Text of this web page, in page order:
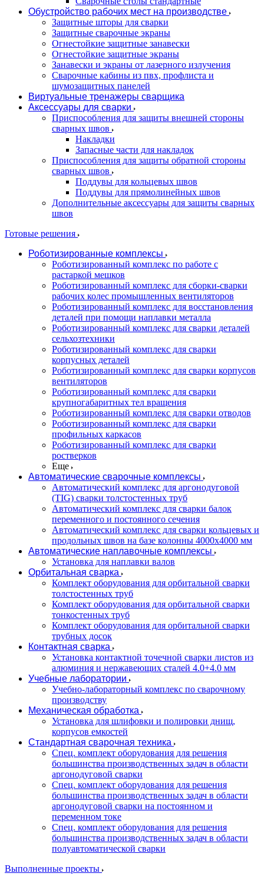
Обустройство рабочих мест на производстве
Защитные шторы для сварки
Защитные сварочные экраны
Огнестойкие защитные занавески
Огнестойкие защитные экраны
Занавески и экраны от лазерного излучения
Сварочные кабины из пвх, профлиста и
шумозащитных панелей
Виртуальные тренажеры сварщика
Аксессуары для сварки
Приспособления для защиты внешней стороны
сварных швов
Накладки
Запасные части для накладок
Приспособления для защиты обратной стороны
сварных швов
Поддувы для кольцевых швов
Поддувы для прямолинейных швов
Дополнительные аксессуары для защиты сварных
швов
Готовые решения
Роботизированные комплексы
Роботизированный комплекс по работе с
растаркой мешков
Роботизированный комплекс для сборки-сварки
рабочих колес промышленных вентиляторов
Роботизированный комплекс для восстановления
деталей при помощи наплавки металла
Роботизированный комплекс для сварки деталей
сельхозтехники
Роботизированный комплекс для сварки
корпусных деталей
Роботизированный комплекс для сварки корпусов
вентиляторов
Роботизированный комплекс для сварки
крупногабаритных тел вращения
Роботизированный комплекс для сварки отводов
Роботизированный комплекс для сварки
профильных каркасов
Роботизированный комплекс для сварки
ростверков
Еще
Автоматические сварочные комплексы
Автоматический комплекс для аргонодуговой
(TIG) сварки толстостенных труб
Автоматический комплекс для сварки балок
переменного и постоянного сечения
Автоматический комплекс для сварки кольцевых и
продольных швов на базе колонны 4000x4000 мм
Автоматические наплавочные комплексы
Установка для наплавки валов
Орбитальная сварка
Комплект оборудования для орбитальной сварки
толстостенных труб
Комплект оборудования для орбитальной сварки
тонкостенных труб
Комплект оборудования для орбитальной сварки
трубных досок
Контактная сварка
Установка контактной точечной сварки листов из
алюминия и нержавеющих сталей 4.0+4.0 мм
Учебные лаборатории
Учебно-лабораторный комплекс по сварочному
производству
Механическая обработка
Установка для шлифовки и полировки днищ,
корпусов емкостей
Стандартная сварочная техника
Спец. комплект оборудования для решения
большинства производственных задач в области
аргонодуговой сварки
Спец. комплект оборудования для решения
большинства производственных задач в области
аргонодуговой сварки на постоянном и
переменном токе
Спец. комплект оборудования для решения
большинства производственных задач в области
полуавтоматической сварки
Выполненные проекты